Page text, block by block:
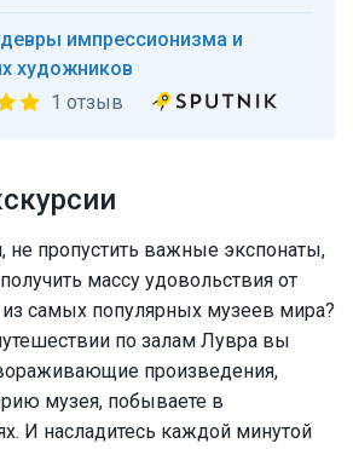
не пропустить важные экспонаты,
массу удовольствия от
самых популярных музеев мира?
по залам Лувра вы
произведения,
музея, побываете в
И насладитесь каждой минутой
импрессионизма и
художников
1 отзыв